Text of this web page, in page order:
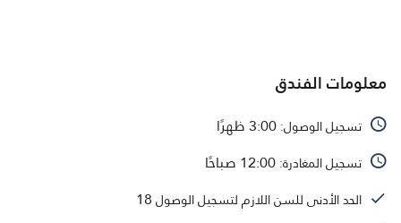
معلومات الفندق
تسجيل الوصول:3:00 ظهرًا
تسجيل المغادرة:12:00 صباحًا
الحد الأدنى للسن اللازم لتسجيل الوصول18